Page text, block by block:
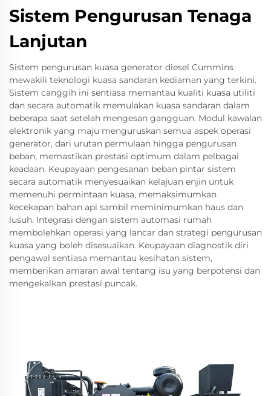
Sistem Pengurusan Tenaga
Lanjutan
Sistem pengurusan kuasa generator diesel Cummins
mewakili teknologi kuasa sandaran kediaman yang terkini.
Sistem canggih ini sentiasa memantau kualiti kuasa utiliti
dan secara automatik memulakan kuasa sandaran dalam
beberapa saat setelah mengesan gangguan. Modul kawalan
elektronik yang maju menguruskan semua aspek operasi
generator, dari urutan permulaan hingga pengurusan
beban, memastikan prestasi optimum dalam pelbagai
keadaan. Keupayaan pengesanan beban pintar sistem
secara automatik menyesuaikan kelajuan enjin untuk
memenuhi permintaan kuasa, memaksimumkan
kecekapan bahan api sambil meminimumkan haus dan
lusuh. Integrasi dengan sistem automasi rumah
membolehkan operasi yang lancar dan strategi pengurusan
kuasa yang boleh disesuaikan. Keupayaan diagnostik diri
pengawal sentiasa memantau kesihatan sistem,
memberikan amaran awal tentang isu yang berpotensi dan
mengekalkan prestasi puncak.